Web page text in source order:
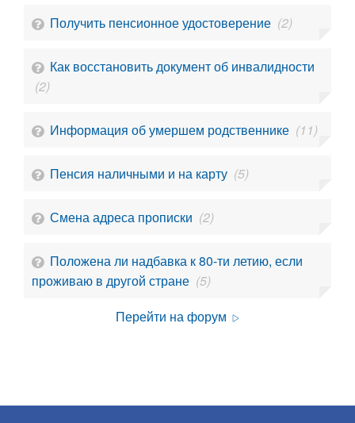
Получить пенсионное удостоверение (2)
Как восстановить документ об инвалидности
(2)
Информация об умершем родственнике (11)
Пенсия наличными и на карту (5)
Смена адреса прописки (2)
Положена ли надбавка к 80-ти летию, если
проживаю в другой стране (5)
Перейти на форум